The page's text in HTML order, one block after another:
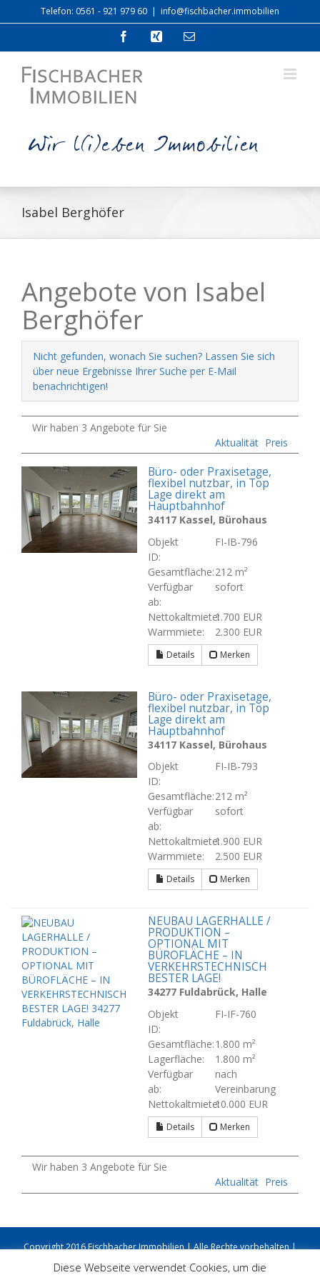
Inhalt
Telefon: 0561 - 921 979 60 | info@fischbacher.immobilien
FacebookXing
E-
Isabel Berghöfer
Angebote von Isabel
Berghöfer
Nicht gefunden, wonach Sie suchen? Lassen Sie sich
über neue Ergebnisse Ihrer Suche per E-Mail
benachrichtigen!
Wir haben 3 Angebote für Sie
Aktualität Preis
Büro- oder Praxisetage,
flexibel nutzbar, in Top
Lage direkt am
Hauptbahnhof
34117 Kassel, Bürohaus
Objekt
ID:
FI-IB-796
Gesamtfläche:212 m²
Verfügbar
ab:
sofort
Nettokaltmiete:1.700 EUR
Warmmiete:
2.300 EUR
Details Merken
Büro- oder Praxisetage,
flexibel nutzbar, in Top
Lage direkt am
Hauptbahnhof
34117 Kassel, Bürohaus
Objekt
ID:
FI-IB-793
Gesamtfläche:212 m²
Verfügbar
ab:
sofort
Nettokaltmiete:1.900 EUR
Warmmiete:
2.500 EUR
Details Merken
NEUBAU LAGERHALLE /
PRODUKTION –
OPTIONAL MIT
BÜROFLÄCHE – IN
VERKEHRSTECHNISCH
BESTER LAGE!
34277 Fuldabrück, Halle
Objekt
ID:
FI-IF-760
Gesamtfläche:1.800 m²
Lagerfläche:
1.800 m²
Verfügbar
ab:
nach
Vereinbarung
Nettokaltmiete:10.000 EUR
Details Merken
Wir haben 3 Angebote für Sie
Aktualität Preis
Copyright 2016 Fischbacher Immobilien | Alle Rechte vorbehalten |
Diese Webseite verwendet Cookies, um die